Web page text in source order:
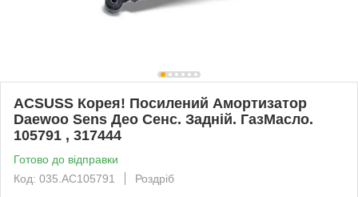
ACSUSS Корея! Посилений Амортизатор
Daewoo Sens Део Сенс. Задній. ГазМасло.
105791 , 317444
Готово до відправки
Код: 035.AC105791
Роздріб